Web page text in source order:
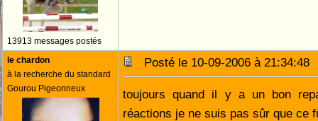
13913 messages postés
le chardon
à la recherche du standard
Gourou Pigeonneux
Posté le 10-09-2006 à
toujours quand il y a un bon
réactions je ne suis pas sûr que ce